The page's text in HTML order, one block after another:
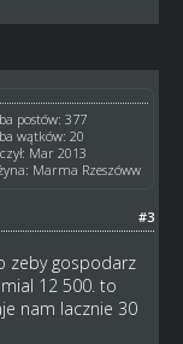
postów: 377
wątków: 20
Mar 2013
Marma Rzeszóww
#3
zeby gospodarz
12 500. to
nam lacznie 30